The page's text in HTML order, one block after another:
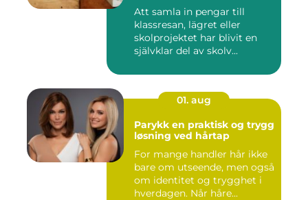
Att samla in pengar till
klassresan, lägret eller
skolprojektet har blivit en
självklar del av skolv...
01. aug
Parykk en praktisk og trygg
løsning ved hårtap
For mange handler hår ikke
bare om utseende, men også
om identitet og trygghet i
hverdagen. Når håre...